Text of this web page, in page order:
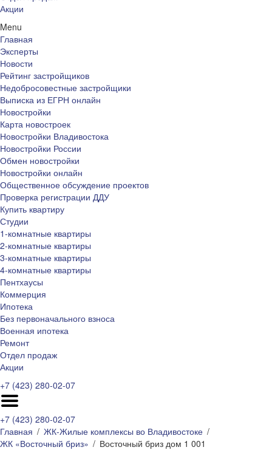
Акции
Menu
Главная
Эксперты
Новости
Рейтинг застройщиков
Недобросовестные застройщики
Выписка из ЕГРН онлайн
Новостройки
Карта новостроек
Новостройки Владивостока
Новостройки России
Обмен новостройки
Новостройки онлайн
Общественное обсуждение проектов
Проверка регистрации ДДУ
Купить квартиру
Студии
1-комнатные квартиры
2-комнатные квартиры
3-комнатные квартиры
4-комнатные квартиры
Пентхаусы
Коммерция
Ипотека
Без первоначального взноса
Военная ипотека
Ремонт
Отдел продаж
Акции
+7 (423) 280-02-07
+7 (423) 280-02-07
Главная
ЖК-Жилые комплексы во Владивостоке
ЖК «Восточный бриз»
Восточный бриз дом 1 001